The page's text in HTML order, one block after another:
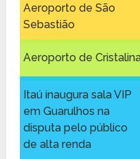
Aeroporto de São
Sebastião
Aeroporto de
Itaú inaugura sala VIP
em Guarulhos na
disputa pelo público
de alta renda